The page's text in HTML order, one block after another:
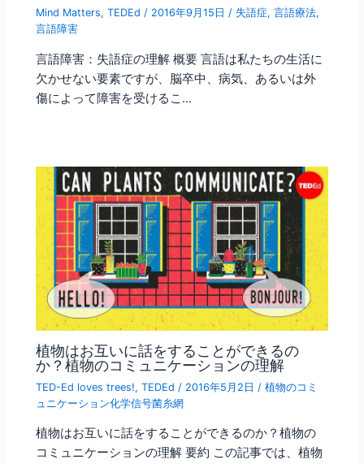
Mind Matters,TEDEd / 2016年9月15日/ 失語症,言語療法,
言語障害
言語障害：失語症の理解 概要 言語は私たちの生活に
欠かせない要素ですが、脳卒中、病気、あるいは外
傷によって障害を受けるこ…
植物はお互いに話をすることができるの
か？植物のコミュニケーションの理解
TED-Ed loves trees!,TEDEd / 2016年5月2日 /植物のコミ
ュニケーション化学信号菌糸網
植物はお互いに話をすることができるのか？植物の
コミュニケーションの理解 要約 この記事では、植物